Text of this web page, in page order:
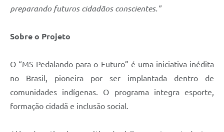
preparando futuros cidadãos conscientes."
Sobre o Projeto
O “MS Pedalando para o Futuro” é uma iniciativa inédita
no Brasil, pioneira por ser implantada dentro de
comunidades indígenas. O programa integra esporte,
formação cidadã e inclusão social.